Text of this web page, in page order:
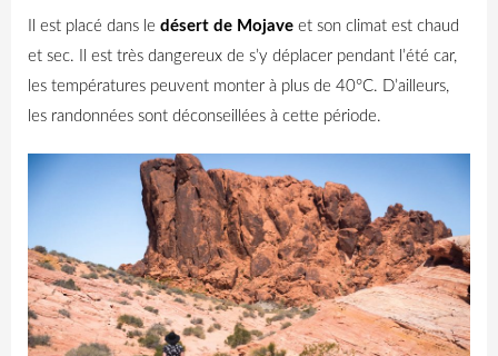
Il est placé dans le désert de Mojave et son climat est chaud
et sec. Il est très dangereux de s’y déplacer pendant l’été car,
les températures peuvent monter à plus de 40°C. D’ailleurs,
les randonnées sont déconseillées à cette période.